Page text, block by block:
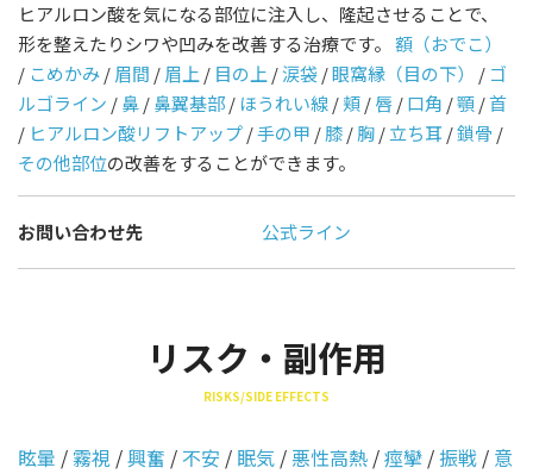
ヒアルロン酸を気になる部位に注入し、隆起させることで、
形を整えたりシワや凹みを改善する治療です。 額（おでこ）
/ こめかみ/眉間 /眉上/ 目の上/涙袋/眼窩縁（目の下） / ゴ
ルゴライン /鼻/鼻翼基部/ ほうれい線/頬/唇/口角 /顎/首
/ ヒアルロン酸リフトアップ/手の甲 /膝/胸/立ち耳/鎖骨 /
その他部位の改善をすることができます。
お問い合わせ先 公式ライン
リスク・副作用
RISKS/SIDE EFFECTS
眩暈 /霧視 /興奮 / 不安 / 眠気 /悪性高熱 /痙攣 /振戦 / 意